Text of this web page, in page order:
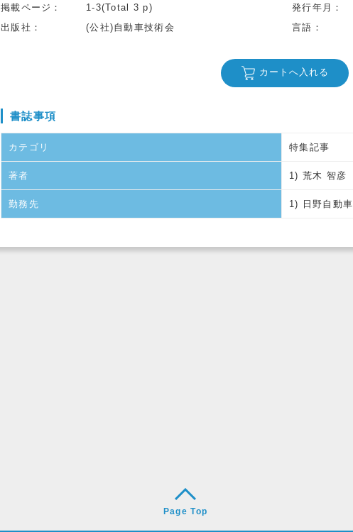
掲載ページ
1-3(Total 3 p) 発行年月
出版社
(公社)自動車技術会 言語
カートへ入れる
書誌事項
カテゴリ 特集記事
著者 1) 荒木 智彦
勤務先 1) 日野自動車
Page Top